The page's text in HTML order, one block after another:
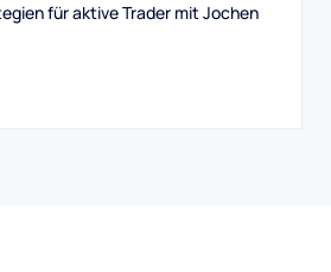
für aktive Trader mit Jochen